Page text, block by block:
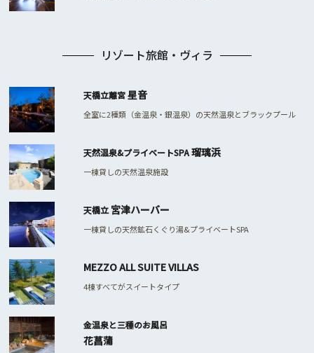
リゾート旅館・ヴィラ
天橋立離宮星音
全室に2種類（金温泉・銀温泉）の天然温泉とブラックプール
天然温泉&プライベートSPA瑠璃浜
一棟貸しの天然温泉施設
天橋立宮津ハーバー
一棟貸しの天然鉱石くぐり湯&プライベートSPA
MEZZO ALL SUITE VILLAS
4棟すべてがスイートタイプ
金温泉と三種のお風呂
花菖蒲